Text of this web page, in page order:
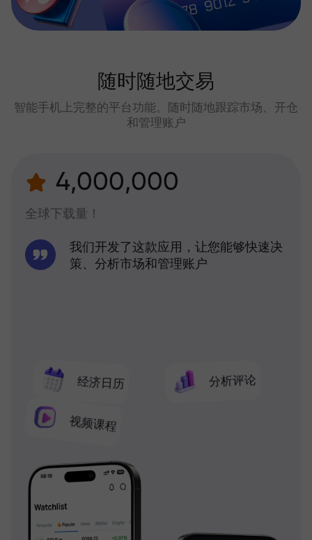
随时随地交易
智能手机上完整的平台功能。随时随地跟踪市场、开仓
和管理账户
4,000,000
全球下载量！
经济日历 分析评论
视频课程
我们开发了这款应用，让您能够快速决
策、分析市场和管理账户